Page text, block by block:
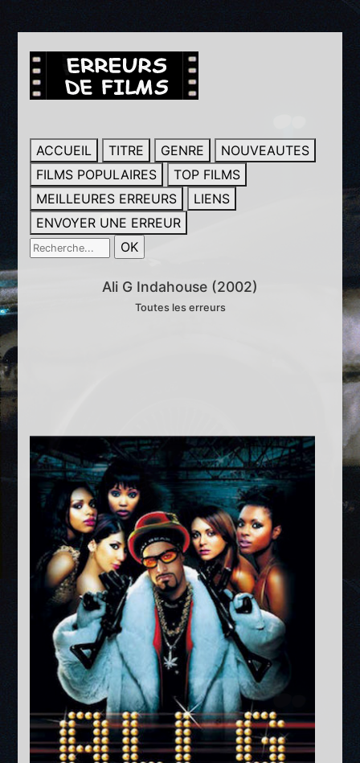
ACCUEIL TITRE GENRE
NOUVEAUTES
FILMS POPULAIRES
TOP FILMS
MEILLEURES ERREURS
LIENS
ENVOYER UNE ERREUR
Ali G Indahouse (2002)
Toutes les erreurs